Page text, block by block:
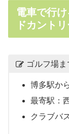
電車で行
ドカント
ゴルフ場ま
博多駅か
最寄駅：
クラブバ